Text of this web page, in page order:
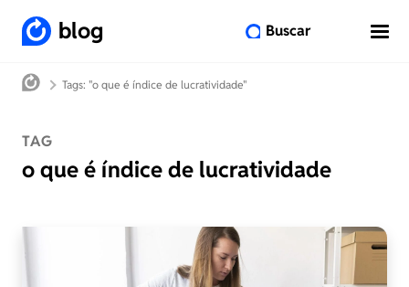
blog Buscar
Tags: "o que é índice de lucratividade"
TAG
o que é índice de lucratividade